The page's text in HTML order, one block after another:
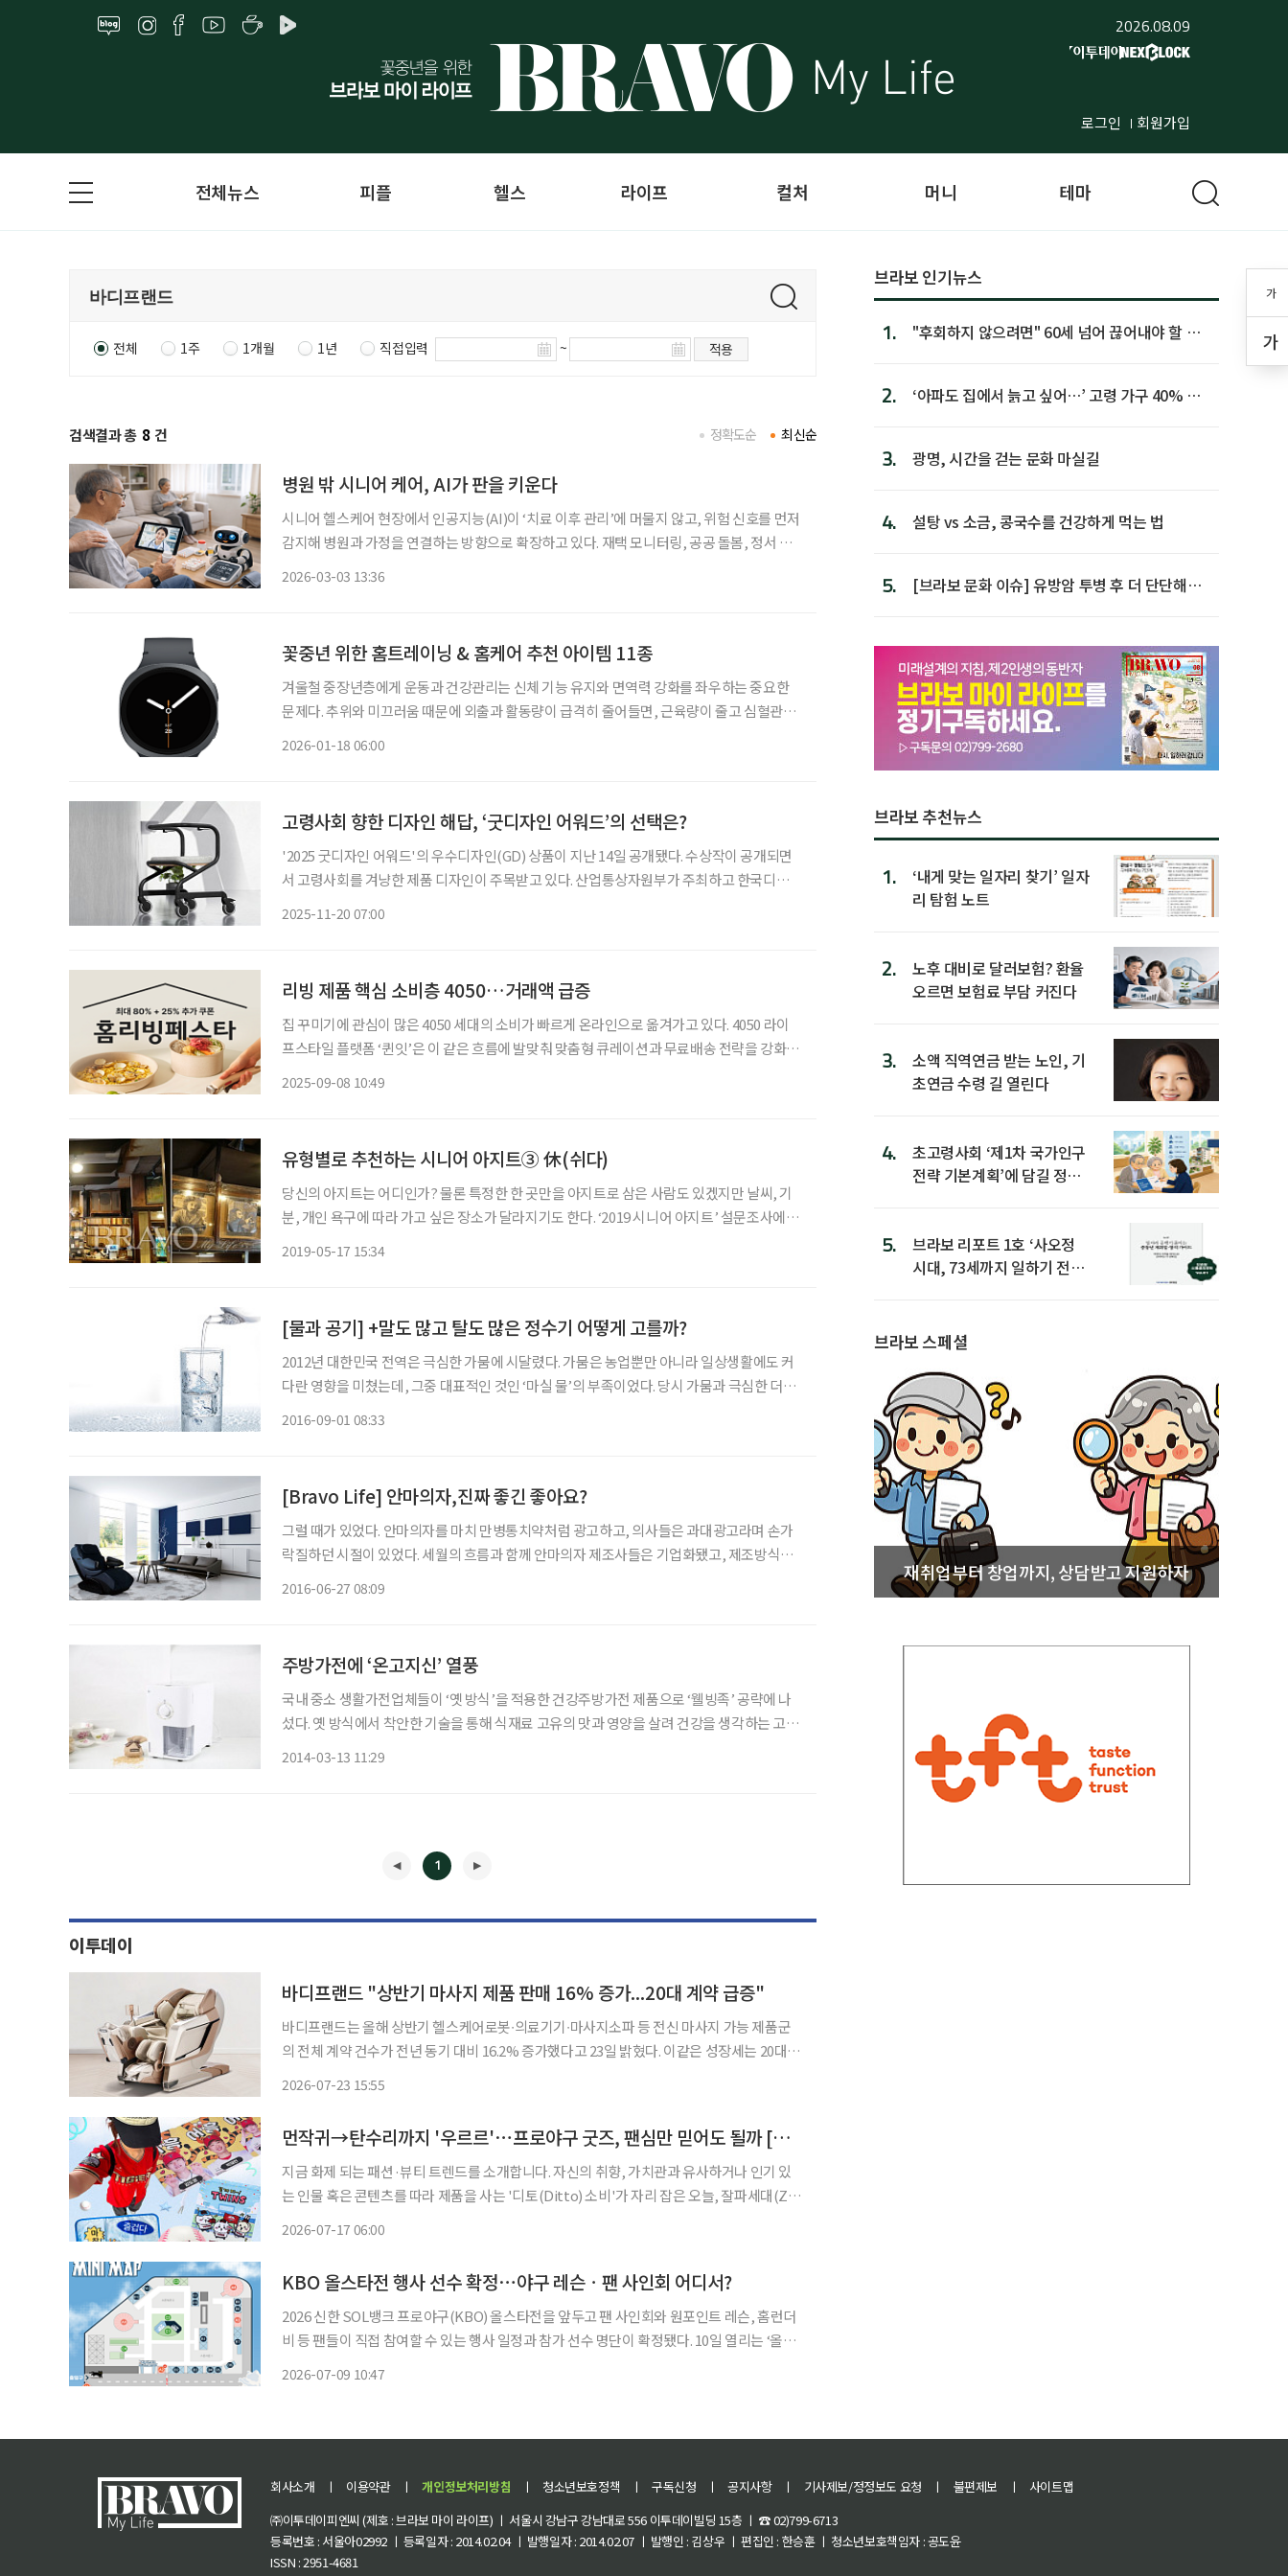
2026.08.09
로그인 회원가입
가
가
전체뉴스 피플 헬스 라이프 컬처 머니 테마
전체 1주 1개월 1년 직접입력 ~ 적용
검색결과 총 8 건 최신순
정확도순
병원 밖 시니어 케어, AI가 판을 키운다
시니어 헬스케어 현장에서 인공지능(AI)이 ‘치료 이후 관리’에 머물지 않고, 위험 신호를 먼저
감지해 병원과 가정을 연결하는 방향으로 확장하고 있다. 재택 모니터링, 공공 돌봄, 정서 관
2026-03-03 13:36
꽃중년 위한 홈트레이닝 & 홈케어 추천 아이템 11종
겨울철 중장년층에게 운동과 건강관리는 신체 기능 유지와 면역력 강화를 좌우하는 중요한
문제다. 추위와 미끄러움 때문에 외출과 활동량이 급격히 줄어들면, 근육량이 줄고 심혈관계
2026-01-18 06:00
고령사회 향한 디자인 해답, ‘굿디자인 어워드’의 선택은?
'2025 굿디자인 어워드'의 우수디자인(GD) 상품이 지난 14일 공개됐다. 수상작이 공개되면
서 고령사회를 겨냥한 제품 디자인이 주목받고 있다. 산업통상자원부가 주최하고 한국디자인
2025-11-20 07:00
리빙 제품 핵심 소비층 4050…거래액 급증
집 꾸미기에 관심이 많은 4050 세대의 소비가 빠르게 온라인으로 옮겨가고 있다. 4050 라이
프스타일 플랫폼 ‘퀸잇’은 이 같은 흐름에 발맞춰 맞춤형 큐레이션과 무료배송 전략을 강화하
2025-09-08 10:49
유형별로 추천하는 시니어 아지트③ 休(쉬다)
당신의 아지트는 어디인가? 물론 특정한 한 곳만을 아지트로 삼은 사람도 있겠지만 날씨, 기
분, 개인 욕구에 따라 가고 싶은 장소가 달라지기도 한다. ‘2019 시니어 아지트’ 설문조사에서
2019-05-17 15:34
[물과 공기] +말도 많고 탈도 많은 정수기 어떻게 고를까?
2012년 대한민국 전역은 극심한 가뭄에 시달렸다. 가뭄은 농업뿐만 아니라 일상생활에도 커
다란 영향을 미쳤는데, 그중 대표적인 것인 ‘마실 물’의 부족이었다. 당시 가뭄과 극심한 더위
2016-09-01 08:33
[Bravo Life] 안마의자,진짜 좋긴 좋아요?
그럴 때가 있었다. 안마의자를 마치 만병통치약처럼 광고하고, 의사들은 과대광고라며 손가
락질하던 시절이 있었다. 세월의 흐름과 함께 안마의자 제조사들은 기업화됐고, 제조방식은
2016-06-27 08:09
주방가전에 ‘온고지신’ 열풍
국내 중소 생활가전업체들이 ‘옛 방식’을 적용한 건강주방가전 제품으로 ‘웰빙족’ 공략에 나
섰다. 옛 방식에서 착안한 기술을 통해 식재료 고유의 맛과 영양을 살려 건강을 생각하는 고객
2014-03-13 11:29
1
이투데이
바디프랜드 "상반기 마사지 제품 판매 16% 증가...20대 계약 급증"
바디프랜드는 올해 상반기 헬스케어로봇∙의료기기∙마사지소파 등 전신 마사지 가능 제품군
의 전체 계약 건수가 전년 동기 대비 16.2% 증가했다고 23일 밝혔다. 이같은 성장세는 20대와
2026-07-23 15:55
먼작귀→탄수리까지 '우르르'⋯프로야구 굿즈, 팬심만 믿어도 될까 [솔드아웃]
지금 화제 되는 패션·뷰티 트렌드를 소개합니다. 자신의 취향, 가치관과 유사하거나 인기 있
는 인물 혹은 콘텐츠를 따라 제품을 사는 '디토(Ditto) 소비'가 자리 잡은 오늘, 잘파세대(Z세
2026-07-17 06:00
KBO 올스타전 행사 선수 확정⋯야구 레슨ㆍ팬 사인회 어디서?
2026 신한 SOL뱅크 프로야구(KBO) 올스타전을 앞두고 팬 사인회와 원포인트 레슨, 홈런더
비 등 팬들이 직접 참여할 수 있는 행사 일정과 참가 선수 명단이 확정됐다. 10일 열리는 ‘올스
2026-07-09 10:47
브라보 인기뉴스
1.
"후회하지 않으려면" 60세 넘어 끊어내야 할 사
2.
‘아파도 집에서 늙고 싶어…’ 고령 가구 40% 노
3. 광명, 시간을 걷는 문화 마실길
4. 설탕 vs 소금, 콩국수를 건강하게 먹는 법
5.
[브라보 문화 이슈] 유방암 투병 후 더 단단해진
브라보 추천뉴스
1.
‘내게 맞는 일자리 찾기’ 일자
리 탐험 노트
2.
노후 대비로 달러보험? 환율
오르면 보험료 부담 커진다
3.
소액 직역연금 받는 노인, 기
초연금 수령 길 열린다
4.
초고령사회 ‘제1차 국가인구
전략 기본계획’에 담길 정책
5.
브라보 리포트 1호 ‘사오정
시대, 73세까지 일하기 전략’
브라보 스페셜
재취업부터 창업까지, 상담받고 지원하자
회사소개 ㅣ 이용약관 ㅣ 개인정보처리방침 ㅣ 청소년보호정책 ㅣ 구독신청 ㅣ 공지사항 ㅣ 기사제보/정정보도 요청 ㅣ 불편제보 ㅣ
사이트맵
㈜이투데이피엔씨 (제호 : 브라보 마이 라이프) ㅣ 서울시 강남구 강남대로 556 이투데이빌딩 15층 ㅣ ☎ 02)799-6713
등록번호 : 서울아02992 ㅣ 등록일자 : 2014.02.04 ㅣ 발행일자 : 2014.02.07 ㅣ 발행인 : 김상우 ㅣ 편집인 : 한승훈 ㅣ 청소년보호책임자 : 공도윤
ISSN : 2951-4681